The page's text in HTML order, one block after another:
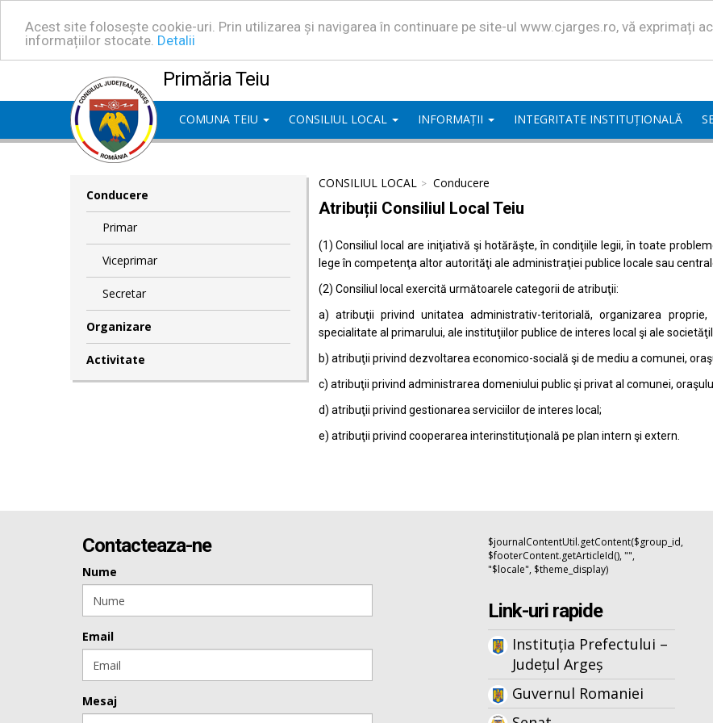
Acest site folosește cookie-uri. Prin utilizarea și navigarea în continuare pe site-ul www.cjarges.ro, vă exprimați
informațiilor stocate. Detalii
Primăria Teiu
COMUNA TEIU CONSILIUL LOCAL INFORMAȚII INTEGRITATE INSTITUȚIONALĂ
Conducere
Primar
Viceprimar
Secretar
Organizare
Activitate
CONSILIUL LOCAL Conducere
Atribuții Consiliul Local Teiu
(1) Consiliul local are iniţiativă şi hotărăşte, în condiţiile legii, în toate
lege în competenţa altor autorităţi ale administraţiei publice locale sau
(2) Consiliul local exercită următoarele categorii de atribuţii:
a) atribuţii privind unitatea administrativ-teritorială, organizarea
specialitate al primarului, ale instituţiilor publice de interes local şi ale
b) atribuţii privind dezvoltarea economico-socială şi de mediu a comunei,
c) atribuţii privind administrarea domeniului public şi privat al comunei,
d) atribuţii privind gestionarea serviciilor de interes local;
e) atribuţii privind cooperarea interinstituţională pe plan intern şi extern.
Contacteaza-ne
Nume
Email
Mesaj
$journalContentUtil.getContent($group_id,
$footerContent.getArticleId(), "",
"$locale", $theme_display)
Link-uri rapide
Instituția Prefectului –
Județul Argeș
Guvernul Romaniei